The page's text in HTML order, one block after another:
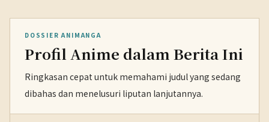
DOSSIER ANIMANGA
Profil Anime dalam Berita Ini
Ringkasan cepat untuk memahami judul yang sedang
dibahas dan menelusuri liputan lanjutannya.